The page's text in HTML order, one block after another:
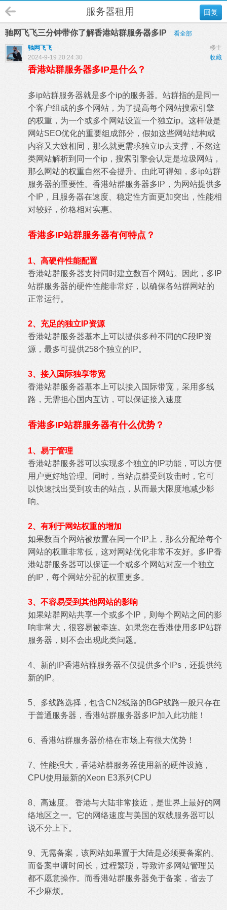
回复
服务器租用
驰网飞飞三分钟带你了解香港站群服务器多IP
看全部
楼主
驰网飞飞
收藏
2024-9-19 20:24:30
香港站群服务器多IP是什么？
多ip站群服务器就是多个ip的服务器。站群指的是同一
个客户组成的多个网站，为了提高每个网站搜索引擎
的权重，为一个或多个网站设置一个独立ip。这样做是
网站SEO优化的重要组成部分，假如这些网站结构或
内容又大致相同，那么就更需求独立ip去支撑，不然这
类网站解析到同一个ip，搜索引擎会认定是垃圾网站，
那么网站的权重自然不会提升。由此可得知，多ip站群
服务器的重要性。香港站群服务器多IP，为网站提供多
个IP，且服务器在速度、稳定性方面更加突出，性能相
对较好，价格相对实惠。
香港多IP站群服务器有何特点？
1、高硬件性能配置
香港站群服务器支持同时建立数百个网站。因此，多IP
站群服务器的硬件性能非常好，以确保各站群网站的
正常运行。
2、充足的独立IP资源
香港站群服务器基本上可以提供多种不同的C段IP资
源，最多可提供258个独立的IP。
3、接入国际独享带宽
香港站群服务器基本上可以接入国际带宽，采用多线
路，无需担心国内互访，可以保证接入速度
香港多IP站群服务器有什么优势？
1、易于管理
香港站群服务器可以实现多个独立的IP功能，可以方便
用户更好地管理。同时，当站点群受到攻击时，它可
以快速找出受到攻击的站点，从而最大限度地减少影
响。
2、有利于网站权重的增加
如果数百个网站被放置在同一个IP上，那么分配给每个
网站的权重非常低，这对网站优化非常不友好。多IP香
港站群服务器可以保证一个或多个网站对应一个独立
的IP，每个网站分配的权重更多。
3、不容易受到其他网站的影响
如果站群网站共享一个或多个IP，则每个网站之间的影
响非常大，很容易被牵连。如果您在香港使用多IP站群
服务器，则不会出现此类问题。
4、新的IP香港站群服务器不仅提供多个IPs，还提供纯
新的IP。
5、多线路选择，包含CN2线路的BGP线路一般只存在
于普通服务器，香港站群服务器多IP加入此功能！
6、香港站群服务器价格在市场上有很大优势！
7、性能强大，香港站群服务器使用新的硬件设施，
CPU使用最新的Xeon E3系列CPU
8、高速度。 香港与大陆非常接近，是世界上最好的网
络地区之一。它的网络速度与美国的双线服务器可以
说不分上下。
9、无需备案，该网站如果置于大陆是必须要备案的。
而备案申请时间长，过程繁琐，导致许多网站管理员
都不愿意操作。而香港站群服务器免于备案，省去了
不少麻烦。